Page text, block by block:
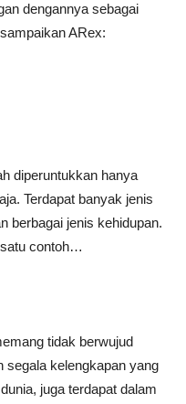
dengannya sebagai
ARex:
diperuntukkan hanya
Terdapat banyak jenis
berbagai jenis kehidupan.
satu contoh…
tidak berwujud
segala kelengkapan yang
juga terdapat dalam